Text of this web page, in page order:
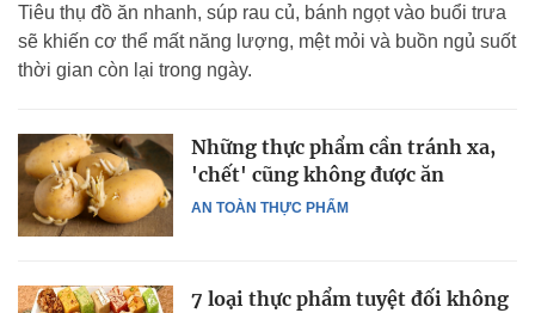
Tiêu thụ đồ ăn nhanh, súp rau củ, bánh ngọt vào buổi trưa
sẽ khiến cơ thể mất năng lượng, mệt mỏi và buồn ngủ suốt
thời gian còn lại trong ngày.
AN TOÀN THỰC PHẨM
Những thực phẩm cần tránh xa,
'chết' cũng không được ăn
7 loại thực phẩm tuyệt đối không